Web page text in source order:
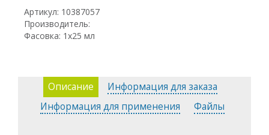
Артикул: 10387057
Производитель:
Фасовка: 1x25 мл
Описание
Информация для заказа
Информация для применения
Файлы